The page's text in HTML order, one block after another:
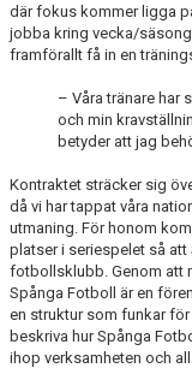
där fokus kommer ligga
jobba kring vecka/
framförallt få in en
– Våra tränare har
och min
betyder att jag
Kontraktet sträcker sig
då vi har tappat våra
utmaning. För honom
platser i seriespelet så att
fotbollsklubb. Genom att
Spånga Fotboll är en
en struktur som funkar
beskriva hur Spånga
ihop verksamheten och